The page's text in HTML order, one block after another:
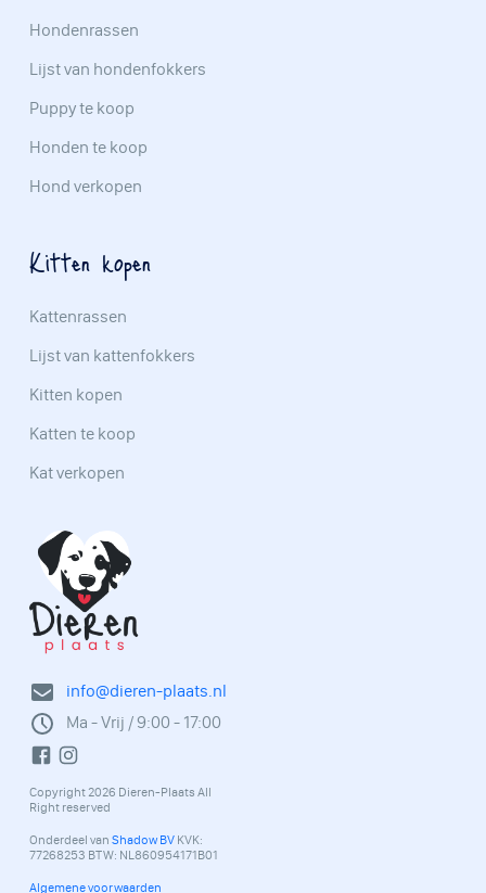
info@dieren-plaats.nl
Ma - Vrij / 9:00 - 17:00
Copyright 2026 Dieren-Plaats All
Right reserved
Onderdeel van Shadow BV KVK:
77268253 BTW: NL860954171B01
Algemene voorwaarden
Hondenrassen
Lijst van hondenfokkers
Puppy te koop
Honden te koop
Hond verkopen
Kitten kopen
Kattenrassen
Lijst van kattenfokkers
Kitten kopen
Katten te koop
Kat verkopen